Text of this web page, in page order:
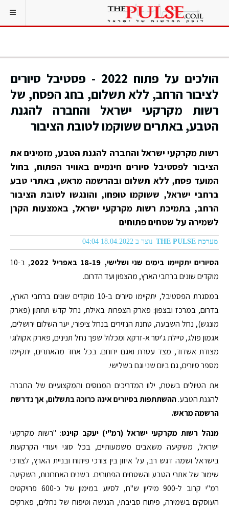
הולכים על פתוח 2022 - פסטיבל סיורים
לציבור הרחב, ללא תשלום, בחג הפסח, של
רשות מקרקעי ישראל והחברה להגנת
הטבע, באתרים ששוקמו לטובת הציבור
רשות מקרקעי ישראל והחברה להגנת הטבע, מזמינים את
הציבור לפסטיבל סיורים חינמיים באוויר הפתוח, בחול
המועד פסח, ללא תשלום ובהרשמה מראש, באתרי טבע
ברחבי ישראל, ששוקמו טופחו, והונגשו לטובת הציבור
הרחב, בתמיכת רשות מקרקעי ישראל, באמצעות הקרן
לשמירה על שטחים פתוחים
מערכת THE PULSE נוצר ב 18.04.2022 04:04
הסיורים יתקיימו בימים שני ושלישי, 18-19 באפריל 2022
, ב-10
מוקדים שונים ברחבי הארץ, מהצפון ועד הדרום.
במסגרת הפסטיבל, יתקיימו סיורים ב-10 מוקדים שונים ברחבי הארץ,
בדרום, במרכז ובצפון: פארק הצפרות באילת, נחל קדש תחתון (פארק
מונגש), נחל השבעה, טחנת הנזירים בנחל ציפורי, יער השלום ירושלים,
אגמון פולג, טיילת ג'יסר א-זרקא ומכלול שפך נחל תנינים, פארק אקולוגי
מצודת אשדוד, מצד עטרת ואגם ירוחם. בכל אחד מהאתרים, יתקיימו
מספר סיורים, גם ביום שני וגם בשלישי.
את הטיולים בשטח, ילוו המדריכים המנוסים והמקצועיים של החברה
להגנת הטבע.ההשתתפות בסיורים אינה כרוכה בתשלום, אך נדרשת
הרשמה מראש.
מנהל רשות מקרקעי ישראל (רמ"י) יעקב קוינט: "רשות מקרקעי
ישראל, משקיעה משאבים משמעותיים, בכל סוגי ויעודי הקרקעות
בישראל ושמה דגש רב, על איזון בין צורכי פיתוח ובניית הארץ, לצורכי
שימור של אתרי הטבע והשטחים הפתוחים. בשנים האחרונות, השקיעה
רמ"י קרוב ל-900 מיליון ש"ח, לסיוע במימון של כ-600 פרויקטים
העוסקים בשמירה, פיתוח סביבתי, הנגשה וטיפוח של נחלים, פארקים